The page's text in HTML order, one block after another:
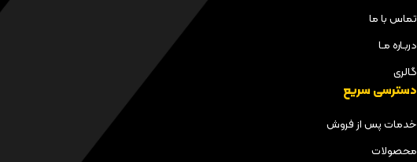
تماس با ما
دربـاره مـا
گالری
دسترسی سریع
خدمات پس از فروش
محصولات